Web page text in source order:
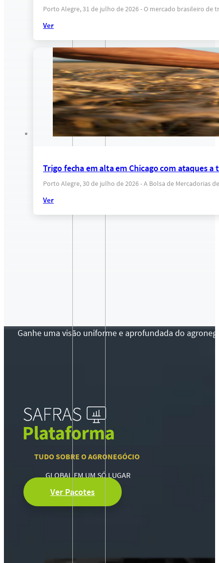
Porto Alegre, 31 de julho de 2026 - O mercado brasileiro
Ver
Trigo fecha em alta em Chicago com ataques
Porto Alegre, 30 de julho de 2026 - A Bolsa de Mercadorias
Ver
Ganhe uma visão uniforme e aprofundada do
TUDO SOBRE O AGRONEGÓCIO
GLOBAL EM UM SÓ LUGAR
Ver Pacotes